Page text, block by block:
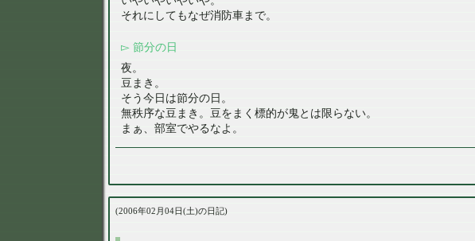
それにしてもなぜ消防車まで。
節分の日
夜。
豆まき。
そう今日は節分の日。
無秩序な豆まき。豆をまく標的が鬼とは限らない。
まぁ、部室でやるなよ。
2006年02月04日(土)の日記